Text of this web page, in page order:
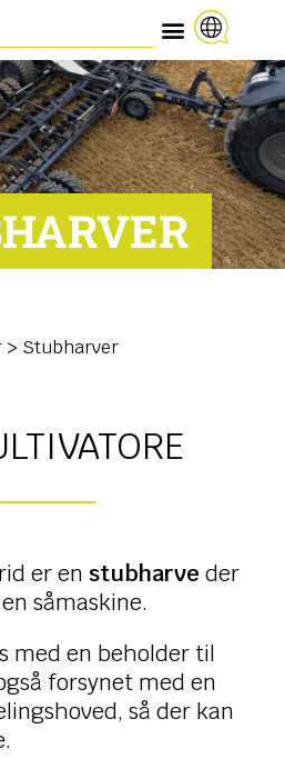
> Stubharver
er en stubharve der
såmaskine.
med en beholder til
forsynet med en
så der kan